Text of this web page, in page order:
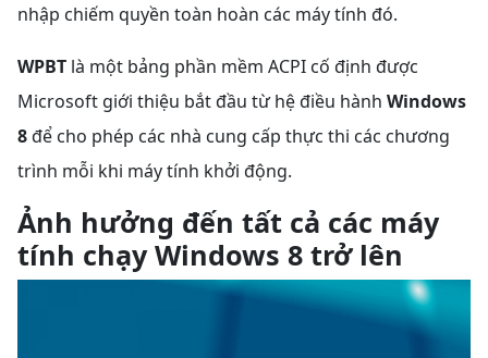
nhập chiếm quyền toàn hoàn các máy tính đó.
WPBT là một bảng phần mềm ACPI cố định được
Microsoft giới thiệu bắt đầu từ hệ điều hành Windows
8để cho phép các nhà cung cấp thực thi các chương
trình mỗi khi máy tính khởi động.
Ảnh hưởng đến tất cả các máy
tính chạy Windows 8 trở lên